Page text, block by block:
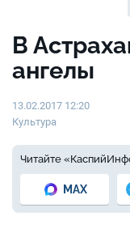
В
ангелы
13.02.2017 12:20
Культура
Читайте
MAX